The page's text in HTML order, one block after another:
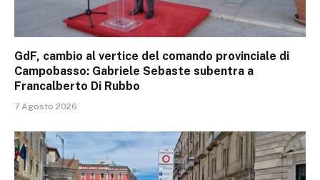
GdF, cambio al vertice del comando provinciale di
Campobasso: Gabriele Sebaste subentra a
Francalberto Di Rubbo
7 Agosto 2026